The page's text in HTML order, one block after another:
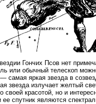
Гончих Псов нет
или обычный телескоп
самая яркая звезда в
звезда излучает желтый
своей красотой, но и
ее спутник являются